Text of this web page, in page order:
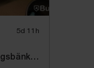
5d 11h